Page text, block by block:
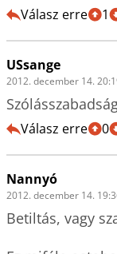
Válasz erre 1
USsange
2012. december 14.
Válasz erre 0
Nannyó
2012. december 14.
Betiltás, vagy